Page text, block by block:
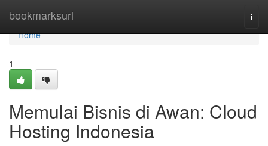
bookmarksurl
Home
Home
1
Memulai Bisnis di Awan: Cloud
Hosting Indonesia